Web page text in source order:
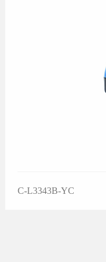
C-L3343B-YC